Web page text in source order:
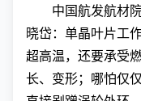
中国航发航材
晓岱：单晶叶片工
超高温，还要承受
长、变形；哪怕仅